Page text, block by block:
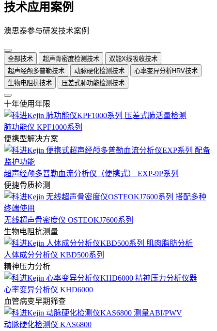
技术应用案例
澳思泰参与研发技术案例
全部技术 超声骨密度检测技术
双能X线吸收技术
超声经颅多普勒技术
动脉硬化检测技术
心率变异分析HRV技术
生物电阻抗技术
压差式肺功能检测技术
十年使用年限
肺功能仪 KPF1000系列
便携型解决方案
超声经颅多普勒血流分析仪（便携式） EXP-9P系列
便捷骨质检测
无线超声骨密度仪 OSTEOKJ7600系列
生物电阻抗测量
人体成分分析仪 KBD500系列
精神压力分析
心率变异分析仪 KHD6000
血管病变早期筛查
动脉硬化检测仪 KAS6800